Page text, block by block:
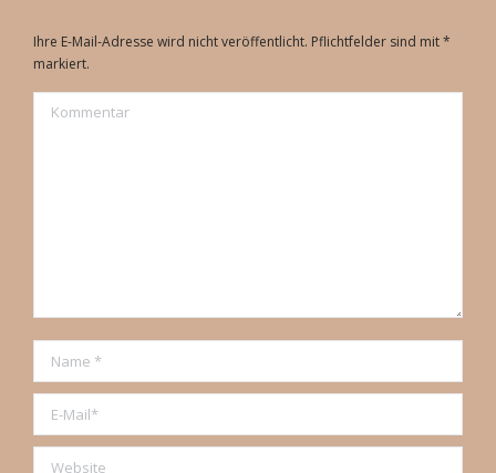
Ihre E-Mail-Adresse wird nicht veröffentlicht. Pflichtfelder sind mit*
markiert.
Kommentar
Name *
E-Mail *
Website